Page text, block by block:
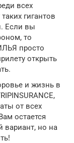
всех
гигантов
Если вы
то
просто
открыть
и жизнь в
от всех
остается
но на